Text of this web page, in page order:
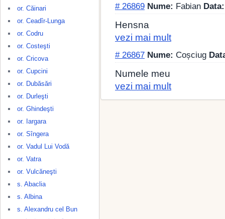
or. Căinari
or. Ceadîr-Lunga
or. Codru
or. Costeşti
or. Cricova
or. Cupcini
or. Dubăsări
or. Durleşti
or. Ghindeşti
or. Iargara
or. Sîngera
or. Vadul Lui Vodă
or. Vatra
or. Vulcăneşti
s. Abaclia
s. Albina
s. Alexandru cel Bun
# 26869 Nume: Fabian Data:
Hensna
vezi mai mult
# 26867 Nume: Coșciug
Numele meu
vezi mai mult